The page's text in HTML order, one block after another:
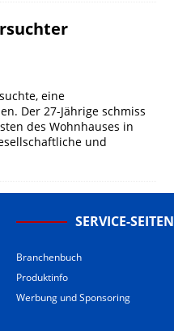
eine
Der 27-Jährige schmiss
des Wohnhauses in
und
SERVICE-SEITEN
Branchenbuch
Produktinfo
Werbung und Sponsoring